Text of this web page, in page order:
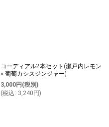
コーディアル2本セット(瀬戸内レモン
× 葡萄カシスジンジャー)
3,000円 (税別)
(税込 : 3,240 円)